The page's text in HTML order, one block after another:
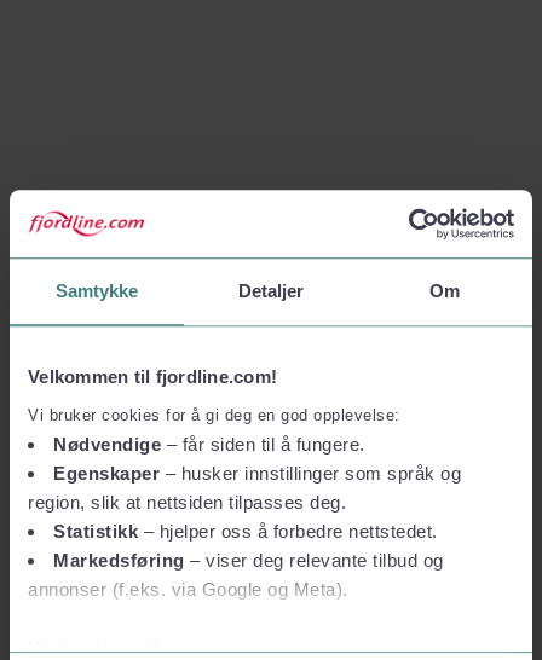
Samtykke Detaljer Om
Velkommen til fjordline.com!
Vi bruker cookies for å gi deg en god opplevelse:
Nødvendige – får siden til å fungere.
Egenskaper – husker innstillinger som språk og
region, slik at nettsiden tilpasses deg.
Statistikk – hjelper oss å forbedre nettstedet.
Markedsføring – viser deg relevante tilbud og
annonser (f.eks. via Google og Meta).
Vil du vite mer?